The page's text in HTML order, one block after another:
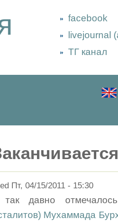
facebook
livejournal
ТГ канал
Пт, 04/15/2011 - 15:30
давно
Мухаммада